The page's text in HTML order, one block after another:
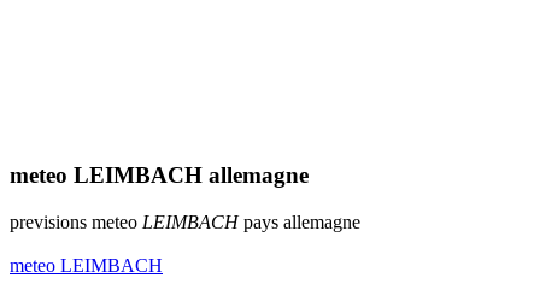
meteo LEIMBACH allemagne
previsions meteo LEIMBACHpays allemagne
meteo LEIMBACH